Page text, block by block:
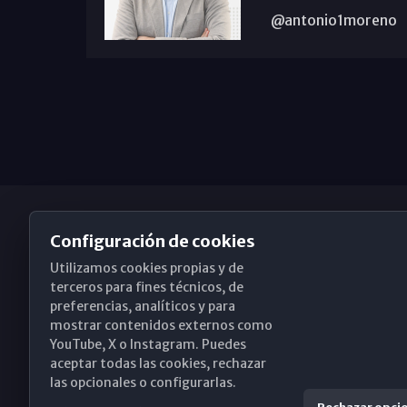
@antonio1moreno
Obispado de Málaga
Santa María, 18-20. 29015 Málaga
(+34) 952 224 386
Configuración de cookies
Utilizamos cookies propias y de
terceros para fines técnicos, de
preferencias, analíticos y para
mostrar contenidos externos como
YouTube, X o Instagram. Puedes
aceptar todas las cookies, rechazar
las opcionales o configurarlas.